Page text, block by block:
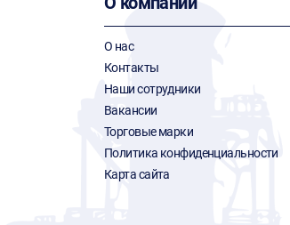
О нас
Контакты
Наши сотрудники
Вакансии
Торговые марки
Политика конфиденциальности
Карта сайта